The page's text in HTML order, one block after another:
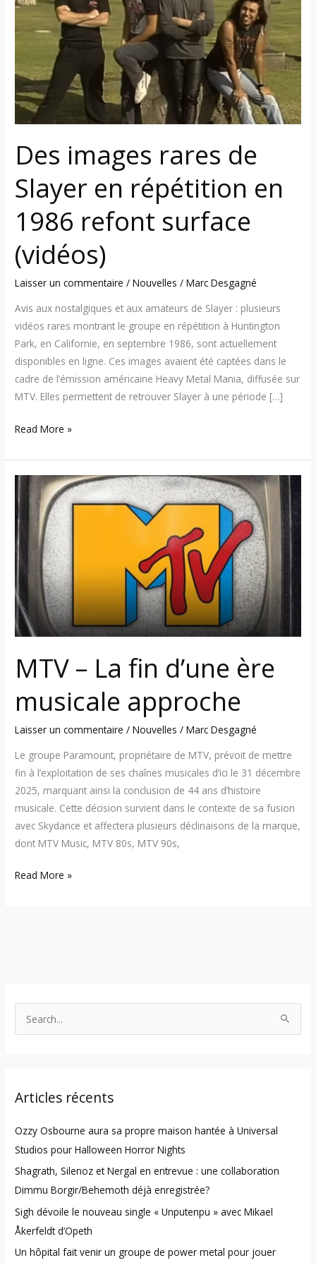
Des images rares de
Slayer en répétition en
1986 refont surface
(vidéos)
Laisser un commentaire /Nouvelles /Marc Desgagné
Avis aux nostalgiques et aux amateurs de Slayer : plusieurs
vidéos rares montrant le groupe en répétition à Huntington
Park, en Californie, en septembre 1986, sont actuellement
disponibles en ligne. Ces images avaient été captées dans le
cadre de l’émission américaine Heavy Metal Mania, diffusée sur
MTV. Elles permettent de retrouver Slayer à une période […]
de
en
répétition
en
1986
refont
surface
(vidéos)
Read More »
MTV – La fin d’une ère
musicale approche
Laisser un commentaire /Nouvelles /Marc Desgagné
Le groupe Paramount, propriétaire de MTV, prévoit de mettre
fin à l’exploitation de ses chaînes musicales d’ici le 31 décembre
2025, marquant ainsi la conclusion de 44 ans d’histoire
musicale. Cette décision survient dans le contexte de sa fusion
avec Skydance et affectera plusieurs déclinaisons de la marque,
dont MTV Music, MTV 80s, MTV 90s,
MTV
–
La
fin
d’une
musicale
approche
Read More »
c
f
o
r
:
Articles récents
Ozzy Osbourne aura sa propre maison hantée à Universal
Studios pour Halloween Horror Nights
Shagrath, Silenoz et Nergal en entrevue : une collaboration
Dimmu Borgir/Behemoth déjà enregistrée?
Sigh dévoile le nouveau single « Unputenpu » avec Mikael
Åkerfeldt d’Opeth
Un hôpital fait venir un groupe de power metal pour jouer